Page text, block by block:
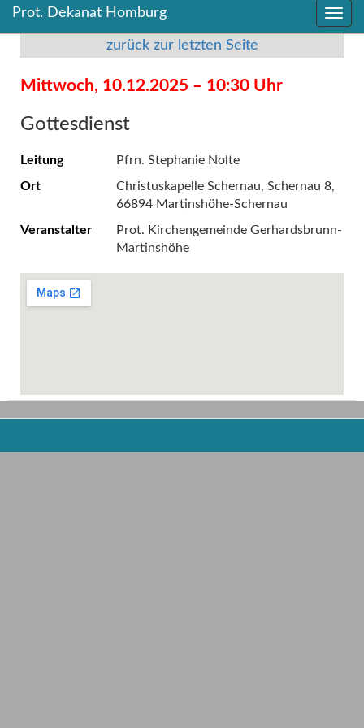
Inhalt
springen
Prot. Dekanat Homburg
Inhalt
springen
zurück zur letzten Seite
Mittwoch, 10.12.2025 – 10:30 Uhr
Gottesdienst
Leitung
Pfrn. Stephanie Nolte
Ort
Christuskapelle Schernau, Schernau 8,
66894 Martinshöhe-Schernau
Veranstalter
Prot. Kirchengemeinde Gerhardsbrunn-
Martinshöhe